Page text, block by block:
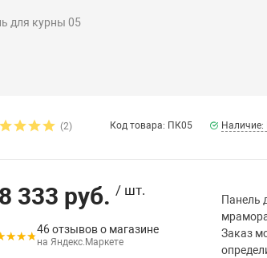
для курны 05
(2) Код товара: ПК05 Наличие:
333 руб. / шт.
46 отзывов о магазине
на Яндекс.Маркете
Панель
Заказ